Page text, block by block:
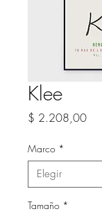
Klee
$ 2.208,00
Marco *
Tamaño *